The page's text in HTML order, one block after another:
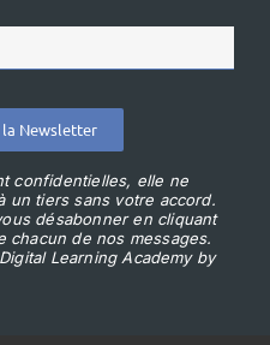
la Newsletter
confidentielles, elle ne
un tiers sans votre accord.
désabonner en cliquant
chacun de nos messages.
Learning Academy by